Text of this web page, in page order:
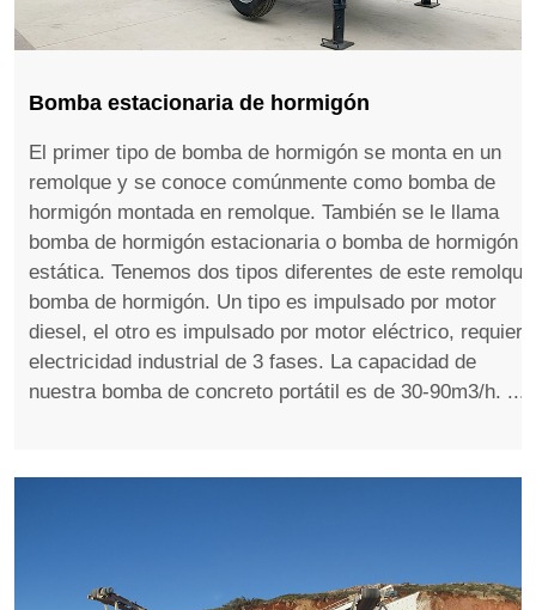
Bomba estacionaria de hormigón
El primer tipo de bomba de hormigón se monta en un
remolque y se conoce comúnmente como bomba de
hormigón montada en remolque. También se le llama
bomba de hormigón estacionaria o bomba de hormigón
estática. Tenemos dos tipos diferentes de este remolque
bomba de hormigón. Un tipo es impulsado por motor
diesel, el otro es impulsado por motor eléctrico, requiere
electricidad industrial de 3 fases. La capacidad de
nuestra bomba de concreto portátil es de 30-90m3/h. ...